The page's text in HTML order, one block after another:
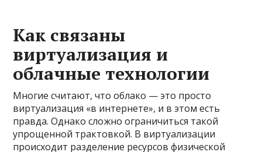
Как связаны
виртуализация и
облачные технологии
Многие считают, что облако — это просто
виртуализация «в интернете», и в этом есть
правда. Однако сложно ограничиться такой
упрощенной трактовкой. В виртуализации
происходит разделение ресурсов физической